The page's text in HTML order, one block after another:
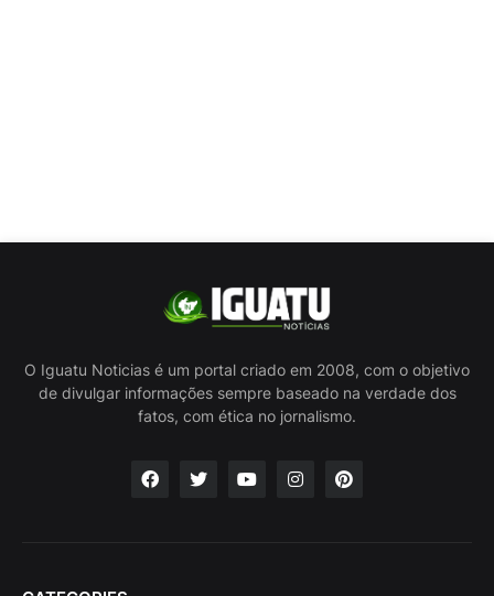
O Iguatu Noticias é um portal criado em 2008, com o objetivo
de divulgar informações sempre baseado na verdade dos
fatos, com ética no jornalismo.